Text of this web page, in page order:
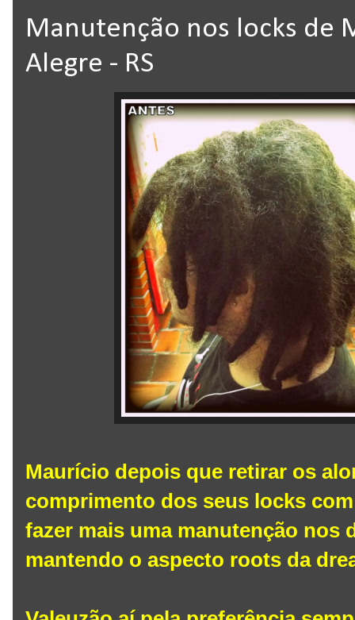
Manutenção nos locks de
Alegre - RS
Maurício depois que retirar os
comprimento dos seus locks
fazer mais uma manutenção nos
mantendo o aspecto roots da